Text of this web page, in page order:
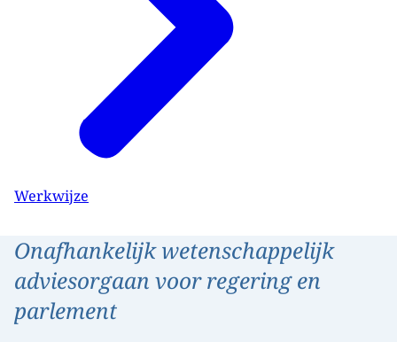
Werkwijze
Onafhankelijk wetenschappelijk
adviesorgaan voor regering en
parlement